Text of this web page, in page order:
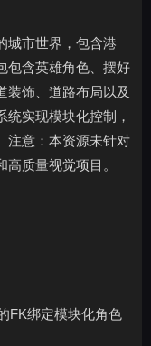
城市世界，包含港
包含英雄角色、摆好
装饰、道路布局以及
实现模块化控制，
注意：本资源未针对
质量视觉项目。
FK绑定模块化角色